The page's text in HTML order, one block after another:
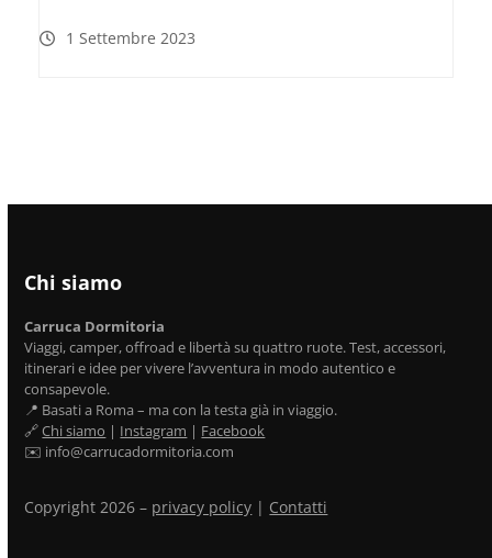
1 Settembre 2023
Chi siamo
Carruca Dormitoria
Viaggi, camper, offroad e libertà su quattro ruote. Test, accessori,
itinerari e idee per vivere l’avventura in modo autentico e
consapevole.
📍 Basati a Roma – ma con la testa già in viaggio.
🔗Chi siamo | Instagram | Facebook
✉️ info@carrucadormitoria.com
Copyright 2026 – privacy policy | Contatti